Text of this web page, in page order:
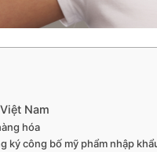
Nam
hóa
ký công bố mỹ phẩm nhập